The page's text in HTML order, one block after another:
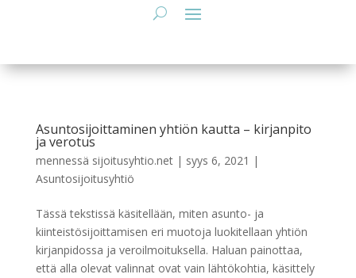
Asuntosijoittaminen yhtiön kautta – kirjanpito
ja verotus
mennessä sijoitusyhtio.net| syys 6, 2021 |
Asuntosijoitusyhtiö
Tässä tekstissä käsitellään, miten asunto- ja
kiinteistösijoittamisen eri muotoja luokitellaan yhtiön
kirjanpidossa ja veroilmoituksella. Haluan painottaa,
että alla olevat valinnat ovat vain lähtökohtia, käsittely